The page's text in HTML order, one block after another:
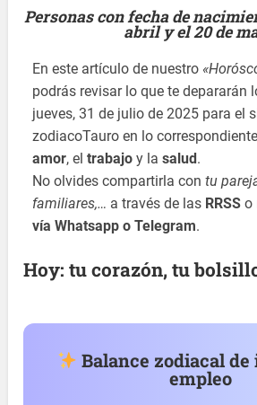
Personas con fecha de
abril y el 20 de
En este artículo de nuestro
podrás revisar lo que te depararán
jueves, 31 de julio de 2025 para el
zodiacoTauro en lo
amor, eltrabajo y lasalud .
No olvides compartirla contu
familiares,… a través de las RRSS o
vía Whatsapp o Telegram.
Hoy: tu corazón, tu
Balance zodiacal
empleo